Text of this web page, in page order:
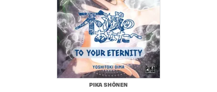
PIKA SHÔNEN